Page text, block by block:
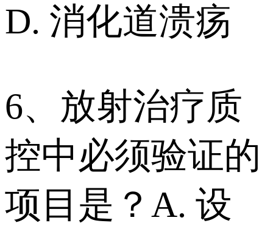
D. 消化道溃疡
6、放射治疗质
控中必须验证的
项目是？ A. 设